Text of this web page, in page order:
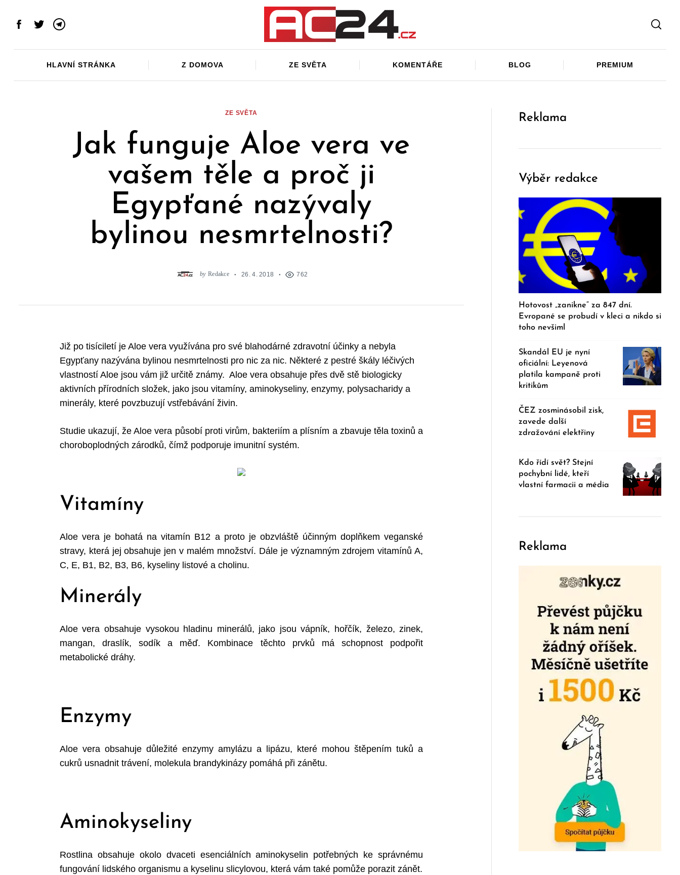
Facebook
TwitterTelegram
HLAVNÍ STRÁNKA Z DOMOVA ZE SVĚTA KOMENTÁŘE BLOG PREMIUM
ZE SVĚTA
Jak funguje Aloe vera ve
vašem těle a proč ji
Egypťané nazývaly
bylinou nesmrtelnosti?
by Redakce 26. 4. 2018 762
Již po tisíciletí je Aloe vera využívána pro své blahodárné zdravotní účinky a nebyla
Egypťany nazývána bylinou nesmrtelnosti pro nic za nic. Některé z pestré škály léčivých
vlastností Aloe jsou vám již určitě známy. Aloe vera obsahuje přes dvě stě biologicky
aktivních přírodních složek, jako jsou vitamíny, aminokyseliny, enzymy, polysacharidy a
minerály, které povzbuzují vstřebávání živin.
Studie ukazují, že Aloe vera působí proti virům, bakteriím a plísním a zbavuje těla toxinů a
choroboplodných zárodků, čímž podporuje imunitní systém.
Vitamíny
Aloe vera je bohatá na vitamín B12 a proto je obzvláště účinným doplňkem veganské
stravy, která jej obsahuje jen v malém množství. Dále je významným zdrojem vitamínů A,
C, E, B1, B2, B3, B6, kyseliny listové a cholinu.
Minerály
Aloe vera obsahuje vysokou hladinu minerálů, jako jsou vápník, hořčík, železo, zinek,
mangan, draslík, sodík a měď. Kombinace těchto prvků má schopnost podpořit
metabolické dráhy.
Enzymy
Aloe vera obsahuje důležité enzymy amylázu a lipázu, které mohou štěpením tuků a
cukrů usnadnit trávení, molekula brandykinázy pomáhá při zánětu.
Aminokyseliny
Rostlina obsahuje okolo dvaceti esenciálních aminokyselin potřebných ke správnému
fungování lidského organismu a kyselinu slicylovou, která vám také pomůže porazit zánět.
Reklama
Výběr redakce
Hotovost „zanikne“ za 847 dní.
Evropané se probudí v kleci a nikdo si
toho nevšiml
Skandál EU je nyní
oficiální: Leyenová
platila kampaně proti
kritikům
ČEZ zosminásobil zisk,
zavede další
zdražování elektřiny
Kdo řídí svět? Stejní
pochybní lidé, kteří
vlastní farmacii a média
Reklama